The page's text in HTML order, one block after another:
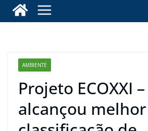
AMBIENTE
Projeto ECOXXI
alcançou melhor